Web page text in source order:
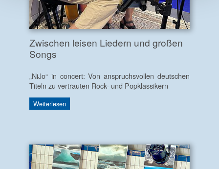
Zwischen leisen Liedern und großen
Songs
„NiJo“ in concert: Von anspruchsvollen deutschen
Titeln zu vertrauten Rock- und Popklassikern
Weiterlesen